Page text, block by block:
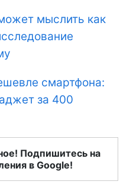
мыслить как
смартфона:
за 400
Подпишитесь на
в Google!